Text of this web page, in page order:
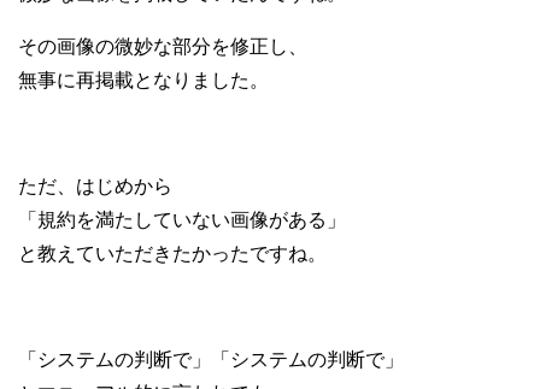
その画像の微妙な部分を修正し、
無事に再掲載となりました。
ただ、はじめから
「規約を満たしていない画像がある」
と教えていただきたかったですね。
「システムの判断で」「システムの判断で」